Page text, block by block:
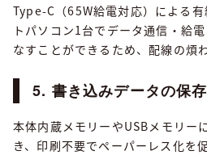
Type-C（65W給電対応）による
トパソコン1台でデータ通信・給
なすことができるため、配線の煩
5. 書き込みデータの保
本体内蔵メモリーやUSBメモリー
き、印刷不要でペーパーレス化を